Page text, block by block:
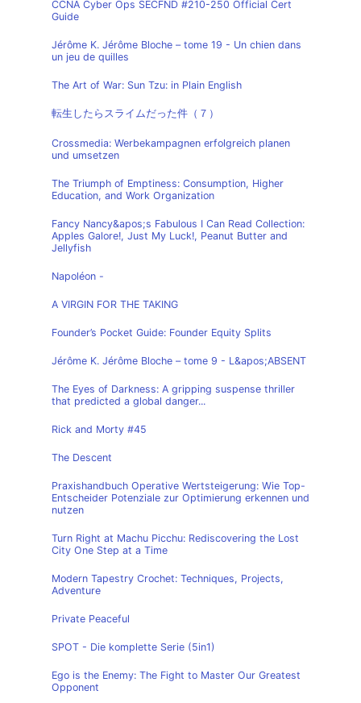
CCNA Cyber Ops SECFND #210-250 Official Cert
Guide
Jérôme K. Jérôme Bloche – tome 19 - Un chien dans
un jeu de quilles
The Art of War: Sun Tzu: in Plain English
転生したらスライムだった件（７）
Crossmedia: Werbekampagnen erfolgreich planen
und umsetzen
The Triumph of Emptiness: Consumption, Higher
Education, and Work Organization
Fancy Nancy&apos;s Fabulous I Can Read Collection:
Apples Galore!, Just My Luck!, Peanut Butter and
Jellyfish
Napoléon -
A VIRGIN FOR THE TAKING
Founder’s Pocket Guide: Founder Equity Splits
Jérôme K. Jérôme Bloche – tome 9 - L&apos;ABSENT
The Eyes of Darkness: A gripping suspense thriller
that predicted a global danger...
Rick and Morty #45
The Descent
Praxishandbuch Operative Wertsteigerung: Wie Top-
Entscheider Potenziale zur Optimierung erkennen und
nutzen
Turn Right at Machu Picchu: Rediscovering the Lost
City One Step at a Time
Modern Tapestry Crochet: Techniques, Projects,
Adventure
Private Peaceful
SPOT - Die komplette Serie (5in1)
Ego is the Enemy: The Fight to Master Our Greatest
Opponent